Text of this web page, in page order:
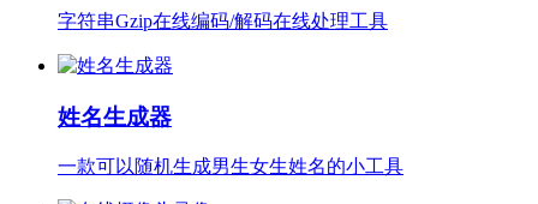
字符串Gzip在线编码/解码在线处理工具
姓名生成器
一款可以随机生成男生女生姓名的小工具